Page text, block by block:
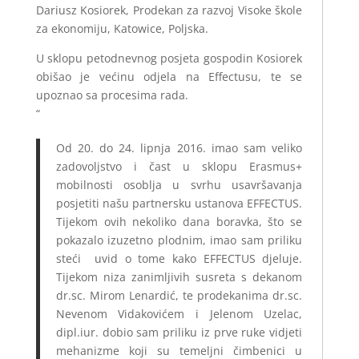
Dariusz Kosiorek, Prodekan za razvoj Visoke škole
za ekonomiju, Katowice, Poljska.
U sklopu petodnevnog posjeta gospodin Kosiorek
obišao je većinu odjela na Effectusu, te se
upoznao sa procesima rada.
“
Od 20. do 24. lipnja 2016. imao sam veliko
zadovoljstvo i čast u sklopu Erasmus+
mobilnosti osoblja u svrhu usavršavanja
posjetiti našu partnersku ustanova EFFECTUS.
Tijekom ovih nekoliko dana boravka, što se
pokazalo izuzetno plodnim, imao sam priliku
steći uvid o tome kako EFFECTUS djeluje.
Tijekom niza zanimljivih susreta s dekanom
dr.sc. Mirom Lenardić, te prodekanima dr.sc.
Nevenom Vidakovićem i Jelenom Uzelac,
dipl.iur. dobio sam priliku iz prve ruke vidjeti
mehanizme koji su temeljni čimbenici u